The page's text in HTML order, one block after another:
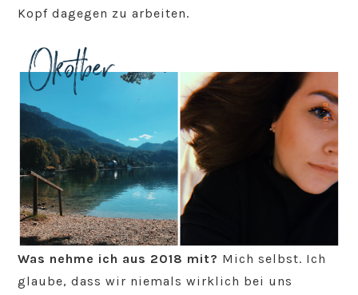
Kopf dagegen zu arbeiten.
Was nehme ich aus 2018 mit? Mich selbst. Ich
glaube, dass wir niemals wirklich bei uns